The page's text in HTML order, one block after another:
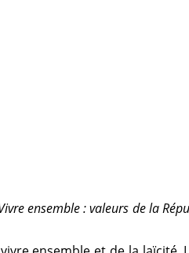
ensemble : valeurs de la